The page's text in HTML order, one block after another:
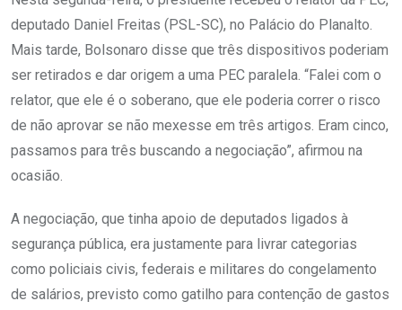
deputado Daniel Freitas (PSL-SC), no Palácio do Planalto.
Mais tarde, Bolsonaro disse que três dispositivos poderiam
ser retirados e dar origem a uma PEC paralela. “Falei com o
relator, que ele é o soberano, que ele poderia correr o risco
de não aprovar se não mexesse em três artigos. Eram cinco,
passamos para três buscando a negociação”, afirmou na
ocasião.
A negociação, que tinha apoio de deputados ligados à
segurança pública, era justamente para livrar categorias
como policiais civis, federais e militares do congelamento
de salários, previsto como gatilho para contenção de gastos